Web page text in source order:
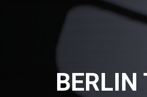
BERLIN